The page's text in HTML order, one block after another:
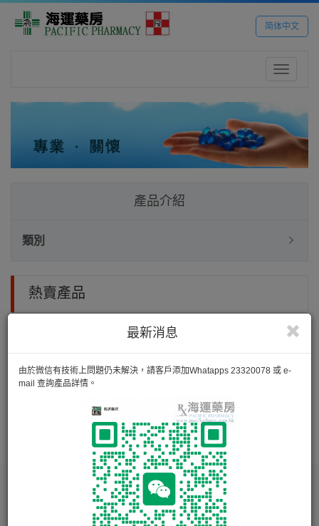
简体中文
Toggle
最新消息
由於微信有技術上問題仍未解決，請客戶添加Whatapps 23320078 或 e-
mail 查詢產品詳情。
產品介紹
類別
熱賣產品
« 218
225 226 »